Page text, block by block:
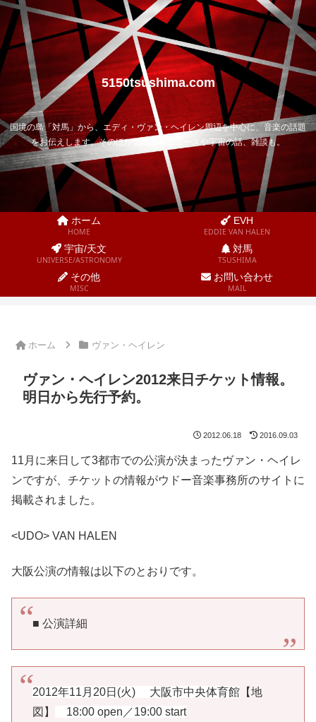
5150tsushima.com
国境の島「対馬」から、エディ・ヴァン・ヘイレン周辺を中心に、音楽の話題
をお伝えします。そのほか気になるニュースや宇宙の話、雑談も。
ホーム
HOME
EVH
EDDIE VAN HALEN
宇宙/天文
UNIVERSE/ASTRONOMY
対馬
TSUSHIMA
その他
MISC
お問い合わせ
MAIL
ホーム ヴァン・ヘイレン
ヴァン・ヘイレン2012来日チケット情報。
明日から先行予約。
2012.06.18 2016.09.03
11月に来日して3都市での公演が決まったヴァン・ヘイレ
ンですが、チケットの情報がウドー音楽事務所のサイトに
掲載されました。
<UDO> VAN HALEN
大阪公演の情報は以下のとおりです。
■ 公演詳細
2012年11月20日(火) 大阪市中央体育館【地
図】
18:00 open／19:00 start